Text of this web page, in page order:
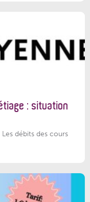
: situation
Les débits des cours